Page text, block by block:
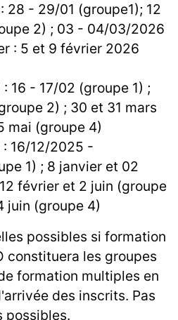
: 28 - 29/01 (groupe1); 12
2) ; 03 - 04/03/2026
: 5 et 9 février 2026
: 16 - 17/02 (groupe 1) ;
2) ; 30 et 31 mars
mai (groupe 4)
: 16/12/2025 -
1) ; 8 janvier et 02
février et 2 juin (groupe
juin (groupe 4)
possibles si formation
constituera les groupes
formation multiples en
des inscrits. Pas
possibles.